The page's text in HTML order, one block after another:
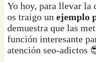
Yo hoy, para llevar la
os traigo unejemplo
demuestra que las
función interesante
atención seo-adictos